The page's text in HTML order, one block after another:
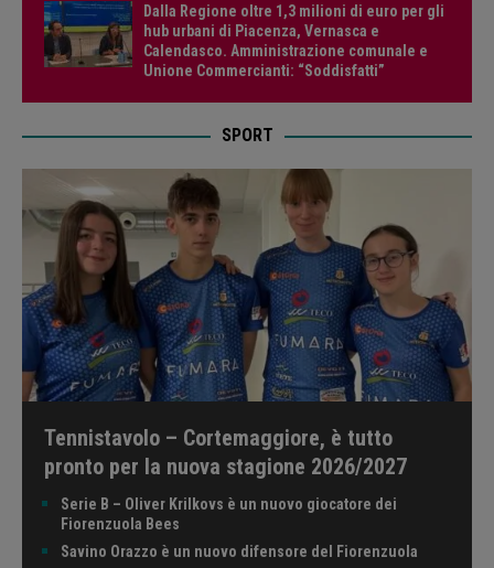
Dalla Regione oltre 1,3 milioni di euro per gli
hub urbani di Piacenza, Vernasca e
Calendasco. Amministrazione comunale e
Unione Commercianti: “Soddisfatti”
SPORT
Tennistavolo – Cortemaggiore, è tutto
pronto per la nuova stagione 2026/2027
Serie B – Oliver Krilkovs è un nuovo giocatore dei
Fiorenzuola Bees
Savino Orazzo è un nuovo difensore del Fiorenzuola